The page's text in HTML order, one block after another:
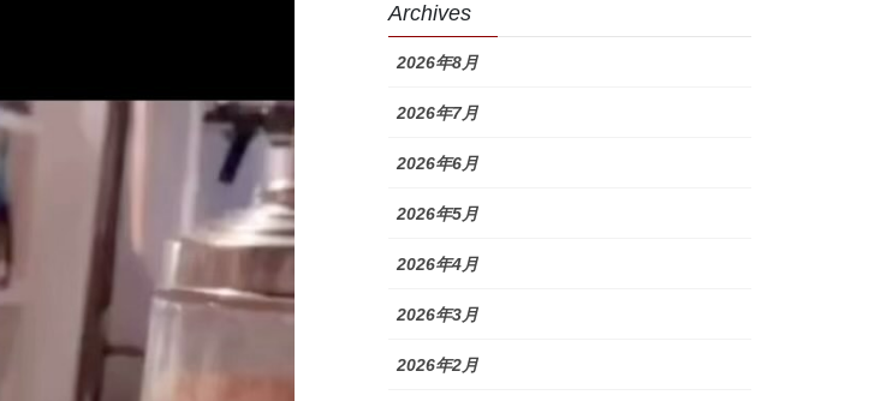
Archives
2026年8月
2026年7月
2026年6月
2026年5月
2026年4月
2026年3月
2026年2月